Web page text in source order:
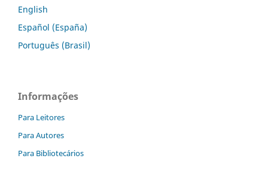
English
Español (España)
Português (Brasil)
Informações
Para Leitores
Para Autores
Para Bibliotecários